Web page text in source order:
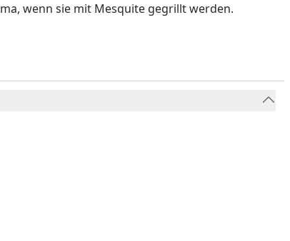
wenn sie mit Mesquite gegrillt werden.